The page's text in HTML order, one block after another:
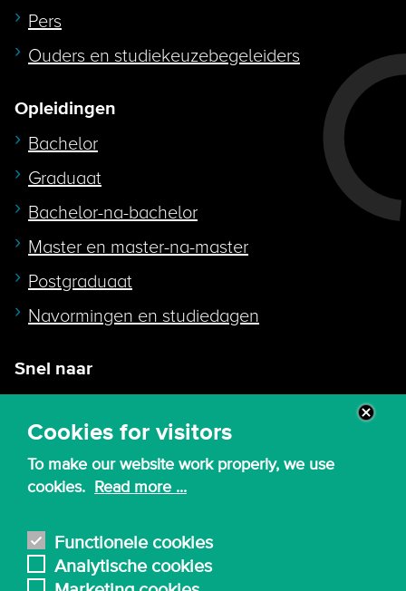
Cookies for visitors
To make our website work properly, we use
cookies. Read more ...
Functionele cookies
Analytische cookies
Pers
Ouders en studiekeuzebegeleiders
Opleidingen
Bachelor
Graduaat
Bachelor-na-bachelor
Master en master-na-master
Postgraduaat
Navormingen en studiedagen
Snel naar
Webmail
Canvas
Bibliotheek
English